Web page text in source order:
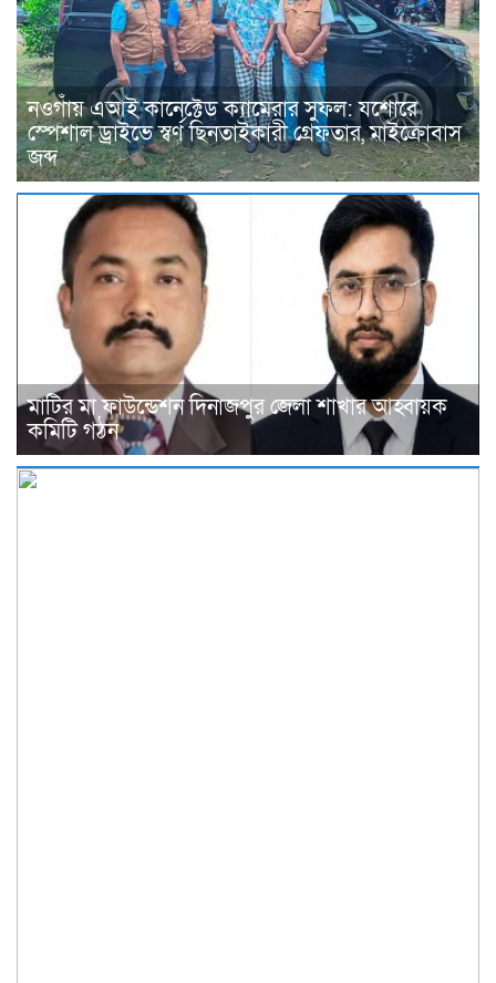
নওগাঁয় এআই কানেক্টেড ক্যামেরার সুফল: যশোরে
স্পেশাল ড্রাইভে স্বর্ণ ছিনতাইকারী গ্রেফতার, মাইক্রোবাস
জব্দ
মাটির মা ফাউন্ডেশন দিনাজপুর জেলা শাখার আহ্বায়ক
কমিটি গঠন